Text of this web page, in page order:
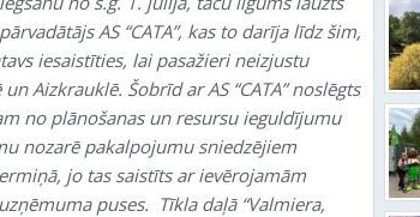
AS “CATA”, kas to darīja līdz šim,
iesaistīties, lai pasažieri neizjustu
Aizkrauklē. Šobrīd ar AS “CATA” noslēgts
no plānošanas un resursu ieguldījumu
nozarē pakalpojumu sniedzējiem
jo tas saistīts ar ievērojamām
puses. Tīkla daļā “Valmiera,